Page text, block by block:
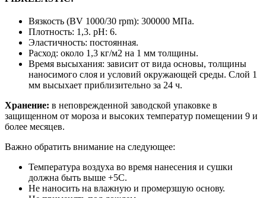
Вязкость (BV 1000/30 rpm): 300000 МПа.
Плотность: 1,3. рН: 6.
Эластичность: постоянная.
Расход: около 1,3 кг/м2 на 1 мм толщины.
Время высыхания: зависит от вида основы, толщины
наносимого слоя и условий окружающей среды. Слой 1
мм высыхает приблизительно за 24 ч.
Хранение: в неповрежденной заводской упаковке в
защищенном от мороза и высоких температур помещении 9 и
более месяцев.
Важно обратить внимание на следующее:
Температура воздуха во время нанесения и сушки
должна быть выше +5С.
Не наносить на влажную и промерзшую основу.